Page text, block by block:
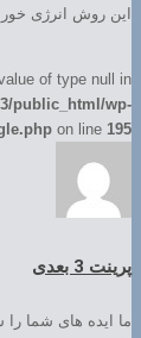
این روش انرژی
of type null in
public_html/wp-
on line 195
پرینت 3 بعدی
ما ایده های شما